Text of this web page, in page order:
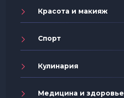
Красота и макияж
Спорт
Кулинария
Медицина и здоровье